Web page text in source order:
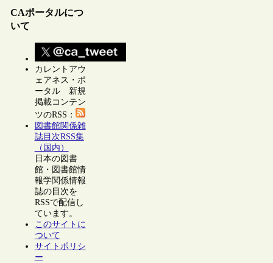
CAポータルにつ
いて
カレントアウ
ェアネス・ポ
ータル 新規
掲載コンテン
ツのRSS：
図書館関係雑
誌目次RSS集
（国内）
日本の図書
館・図書館情
報学関係情報
誌の目次を
RSSで配信し
ています。
このサイトに
ついて
サイトポリシ
ー